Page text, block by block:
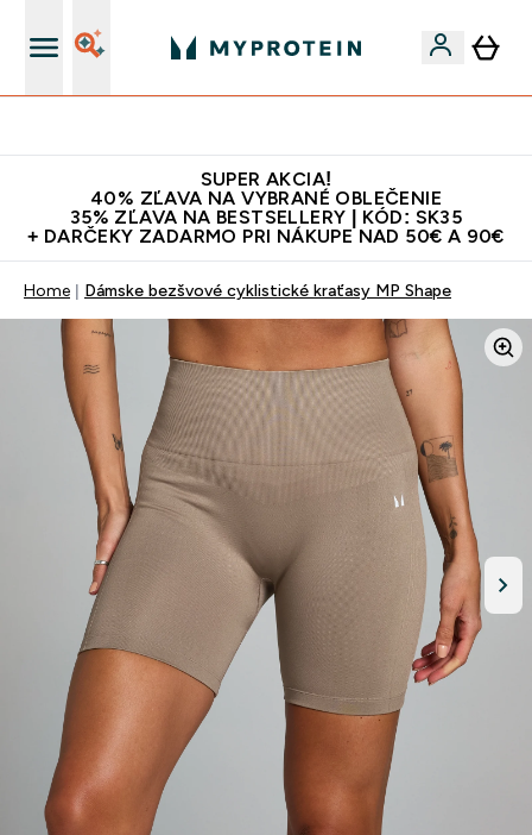
SUPER AKCIA!
40% ZĽAVA NA VYBRANÉ OBLEČENIE
35% ZĽAVA NA BESTSELLERY | KÓD: SK35
+ DARČEKY ZADARMO PRI NÁKUPE NAD 50€ A 90€
Home Dámske bezšvové cyklistické kraťasy MP Shape